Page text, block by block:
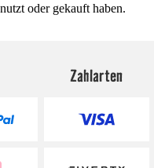
oder gekauft haben.
Zahlarten